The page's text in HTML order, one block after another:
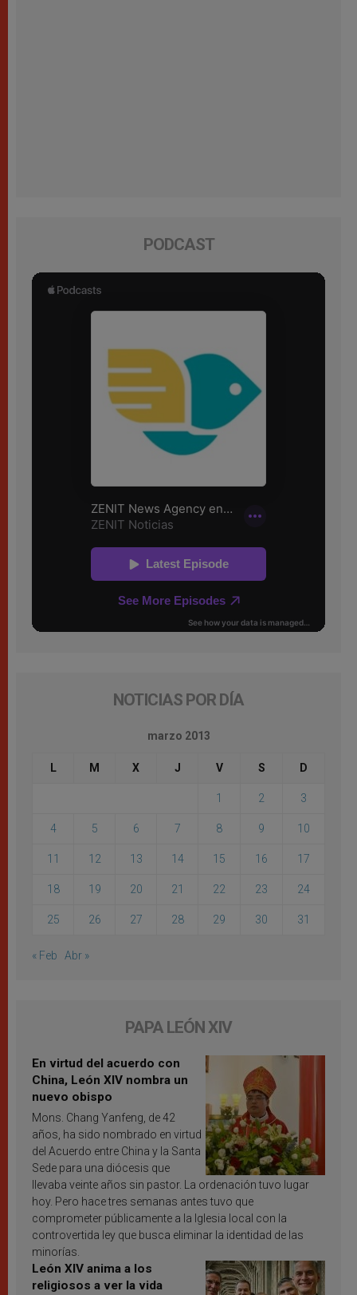
PODCAST
NOTICIAS POR DÍA
marzo 2013
L M X J V S D
1 2 3
4 5 6 7 8 9 10
11 12 13 14 15 16 17
18 19 20 21 22 23 24
25 26 27 28 29 30 31
« Feb Abr »
PAPA LEÓN XIV
En virtud del acuerdo con
China, León XIV nombra un
nuevo obispo
Mons. Chang Yanfeng, de 42
años, ha sido nombrado en virtud
del Acuerdo entre China y la Santa
Sede para una diócesis que
llevaba veinte años sin pastor. La ordenación tuvo lugar
hoy. Pero hace tres semanas antes tuvo que
comprometer públicamente a la Iglesia local con la
controvertida ley que busca eliminar la identidad de las
minorías.
León XIV anima a los
religiosos a ver la vida